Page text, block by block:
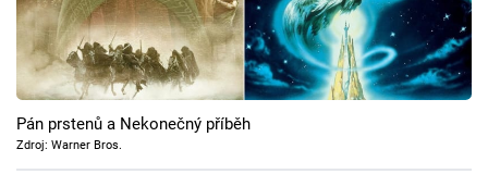
Cool Esport
Pořady
TV Program
Pán prstenů a Nekonečný příběh
Zdroj: Warner Bros.